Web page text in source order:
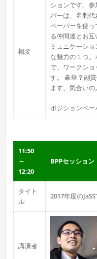
概要
ションです。
パーは、名刺
ペーパーを使
る仲間達とお
ミュニケーシ
な魅力の１つ
で、ワークシ
す。 豪華？副
ます。気合いの
ポジションペ
11:50
～
12:20
BPPセッショ
タイト
ル
2017年度の
講演者